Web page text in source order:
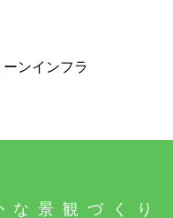
ンインフラ
な景観づくり